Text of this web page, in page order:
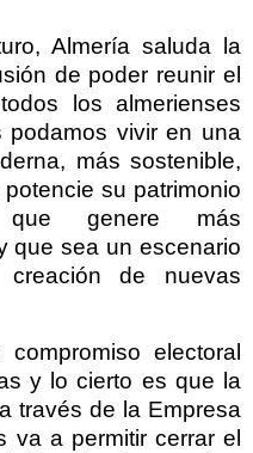
Almería saluda la
de poder reunir el
los almerienses
podamos vivir en una
más sostenible,
su patrimonio
genere más
que sea un escenario
de nuevas
electoral
y lo cierto es que la
través de la Empresa
va a permitir cerrar el